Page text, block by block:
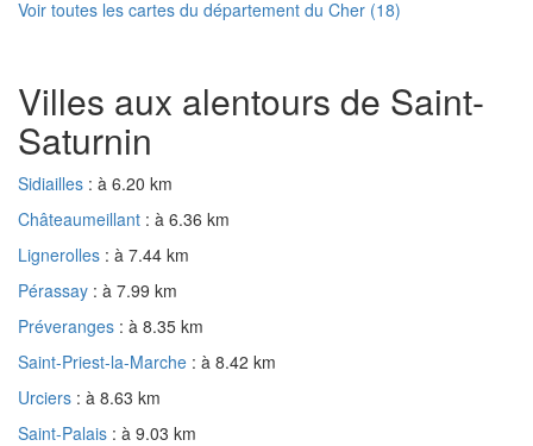
Voir toutes les cartes du département du Cher (18)
Villes aux alentours de Saint-
Saturnin
Sidiailles : à 6.20 km
Châteaumeillant : à 6.36 km
Lignerolles : à 7.44 km
Pérassay : à 7.99 km
Préveranges : à 8.35 km
Saint-Priest-la-Marche : à 8.42 km
Urciers : à 8.63 km
Saint-Palais : à 9.03 km